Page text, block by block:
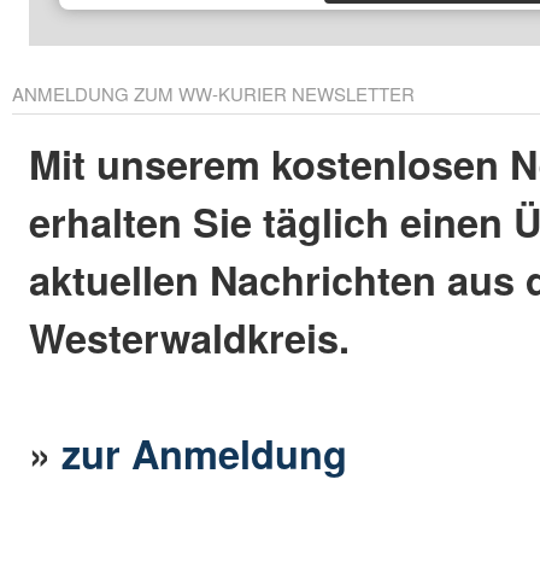
ANMELDUNG ZUM WW-KURIER NEWSLETTER
Mit unserem kostenlosen
erhalten Sie täglich einen
aktuellen Nachrichten aus
Westerwaldkreis.
»zur Anmeldung